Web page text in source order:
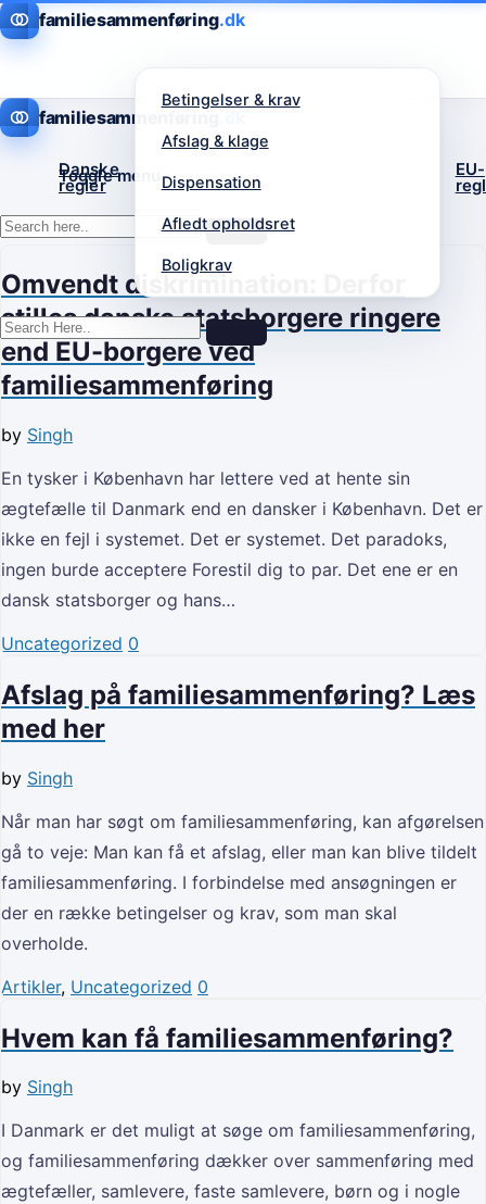
familiesammenføring
Toggle menu
familiesammenføring
Danske
regler
Betingelser & krav
Afslag & klage
Dispensation
Afledt opholdsret
Boligkrav
EU-
Omvendt diskrimination: Derfor
stilles danske statsborgere ringere
end EU-borgere ved
familiesammenføring
by Singh
En tysker i København har lettere ved at hente sin
ægtefælle til Danmark end en dansker i København. Det er
ikke en fejl i systemet. Det er systemet. Det paradoks,
ingen burde acceptere Forestil dig to par. Det ene er en
dansk statsborger og hans…
Uncategorized 0
Afslag på familiesammenføring? Læs
med her
by Singh
Når man har søgt om familiesammenføring, kan afgørelsen
gå to veje: Man kan få et afslag, eller man kan blive tildelt
familiesammenføring. I forbindelse med ansøgningen er
der en række betingelser og krav, som man skal
overholde.
Artikler, Uncategorized 0
Hvem kan få familiesammenføring?
by Singh
I Danmark er det muligt at søge om familiesammenføring,
og familiesammenføring dækker over sammenføring med
ægtefæller, samlevere, faste samlevere, børn og i nogle